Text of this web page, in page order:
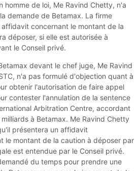
homme de loi, Me Ravind Chetty, n'a
demande de Betamax. La firme
concernant le montant de la
déposer, si elle est autorisée à
le Conseil privé.
devant le chef juge, Me Ravind
n'a pas formulé d'objection quant à
obtenir l'autorisation de faire appel
contester l'annulation de la sentence
Arbitration Centre, accordant
à Betamax. Me Ravind Chetty
présentera un affidavit
le montant de la caution à déposer par
est entendue par le Conseil privé.
du temps pour prendre une